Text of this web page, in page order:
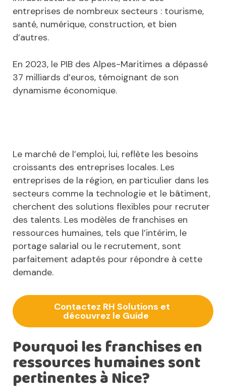
entreprises de nombreux secteurs : tourisme,
santé, numérique, construction, et bien
d’autres.
En 2023, le PIB des Alpes-Maritimes a dépassé
37 milliards d’euros, témoignant de son
dynamisme économique.
Le marché de l’emploi, lui, reflète les besoins
croissants des entreprises locales. Les
entreprises de la région, en particulier dans les
secteurs comme la technologie et le bâtiment,
cherchent des solutions flexibles pour recruter
des talents. Les modèles de franchises en
ressources humaines, tels que l’intérim, le
portage salarial ou le recrutement, sont
parfaitement adaptés pour répondre à cette
demande.
Contactez RH Solutions et
découvrez le Guide
Pourquoi les franchises en
ressources humaines sont
pertinentes à Nice?